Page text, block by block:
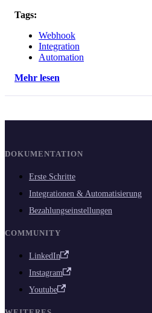
Tags:
Webhook
Integration
Automation
Mehr lesen
DOKUMENTATION
Erste Schritte
Integrationen & Automatisierung
Bezahlungseinstellungen
COMMUNITY
LinkedIn
Instagram
Youtube